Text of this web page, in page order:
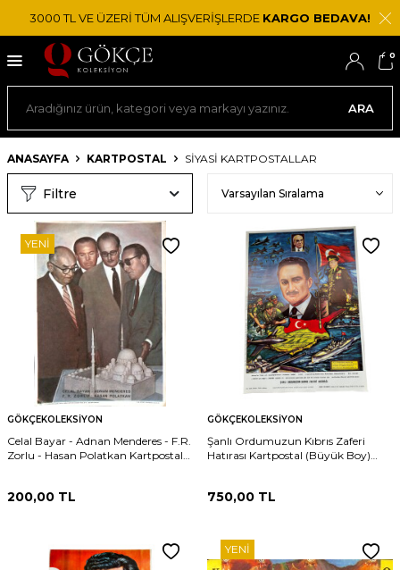
3000 TL VE ÜZERİ TÜM ALIŞVERİŞLERDE KARGO BEDAVA!
ARA
0
ANASAYFA KARTPOSTAL SIYASI KARTPOSTALLAR
Filtre
YENI
GÖKÇEKOLEKSIYON
Celal Bayar - Adnan Menderes - F.R.
Zorlu - Hasan Polatkan Kartpostal
200,00 TL
GÖKÇEKOLEKSIYON
Şanlı Ordumuzun Kıbrıs Zaferi
Hatırası Kartpostal (Büyük Boy)
750,00 TL
YENI